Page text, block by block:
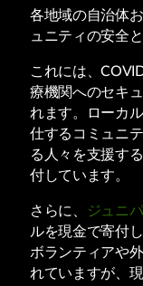
各地域の自治体
ュニティの安全
これには、
療機関へのセキ
れます。ローカ
仕するコミュニ
る人々を支援す
付しています。
さらに、 ジュニ
ルを現金で寄付
ボランティアや
れていますが、